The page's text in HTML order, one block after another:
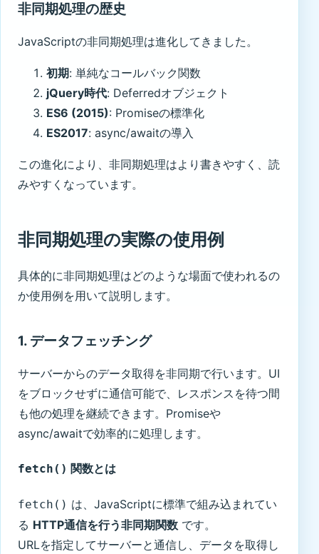
非同期処理の歴史
JavaScriptの非同期処理は進化してきました。
初期: 単純なコールバック関数
jQuery時代: Deferredオブジェクト
ES6 (2015): Promiseの標準化
ES2017: async/awaitの導入
この進化により、非同期処理はより書きやすく、読
みやすくなっています。
非同期処理の実際の使用例
具体的に非同期処理はどのような場面で使われるの
か使用例を用いて説明します。
1. データフェッチング
サーバーからのデータ取得を非同期で行います。UI
をブロックせずに通信可能で、レスポンスを待つ間
も他の処理を継続できます。Promiseや
async/awaitで効率的に処理します。
fetch() 関数とは
fetch() は、JavaScriptに標準で組み込まれてい
る HTTP通信を行う非同期関数 です。
URLを指定してサーバーと通信し、データを取得し